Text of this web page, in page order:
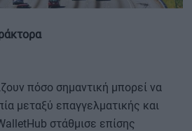
πόσο σημαντική μπορεί να
μεταξύ επαγγελματικής και
στάθμισε επίσης